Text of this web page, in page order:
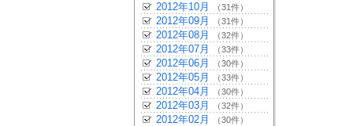
2012年10月 （31件）
2012年09月 （31件）
2012年08月 （32件）
2012年07月 （33件）
2012年06月 （30件）
2012年05月 （33件）
2012年04月 （30件）
2012年03月 （32件）
2012年02月 （30件）